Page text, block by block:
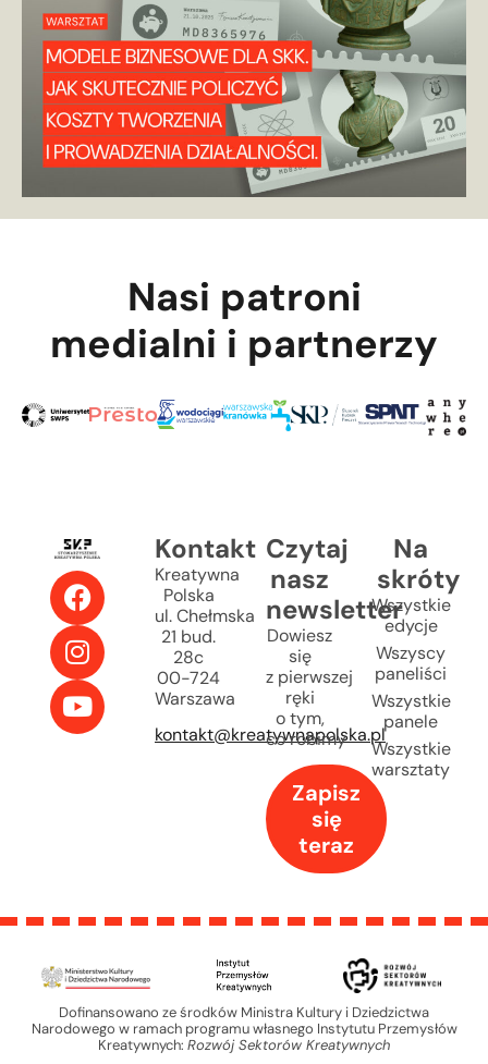
Nasi patroni
medialni i partnerzy
Kontakt
Kreatywna
Polska
ul. Chełmska
21 bud.
28c
00-724
Warszawa
kontakt@kreatywnapolska.pl
Czytaj
nasz
newsletter
Dowiesz
się
z pierwszej
ręki
o tym,
co robimy
Zapisz
się
teraz
Na
skróty
Wszystkie
edycje
Wszyscy
paneliści
Wszystkie
panele
Wszystkie
warsztaty
Dofinansowano ze środków Ministra Kultury i Dziedzictwa
Narodowego w ramach programu własnego Instytutu Przemysłów
Kreatywnych: Rozwój Sektorów Kreatywnych